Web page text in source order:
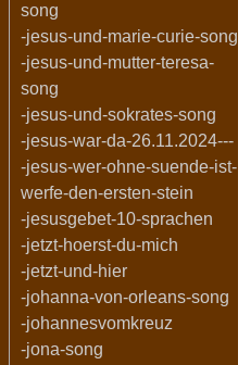
song
-jesus-und-marie-curie-song
-jesus-und-mutter-teresa-
song
-jesus-und-sokrates-song
-jesus-war-da-26.11.2024---
-jesus-wer-ohne-suende-ist-
werfe-den-ersten-stein
-jesusgebet-10-sprachen
-jetzt-hoerst-du-mich
-jetzt-und-hier
-johanna-von-orleans-song
-johannesvomkreuz
-jona-song